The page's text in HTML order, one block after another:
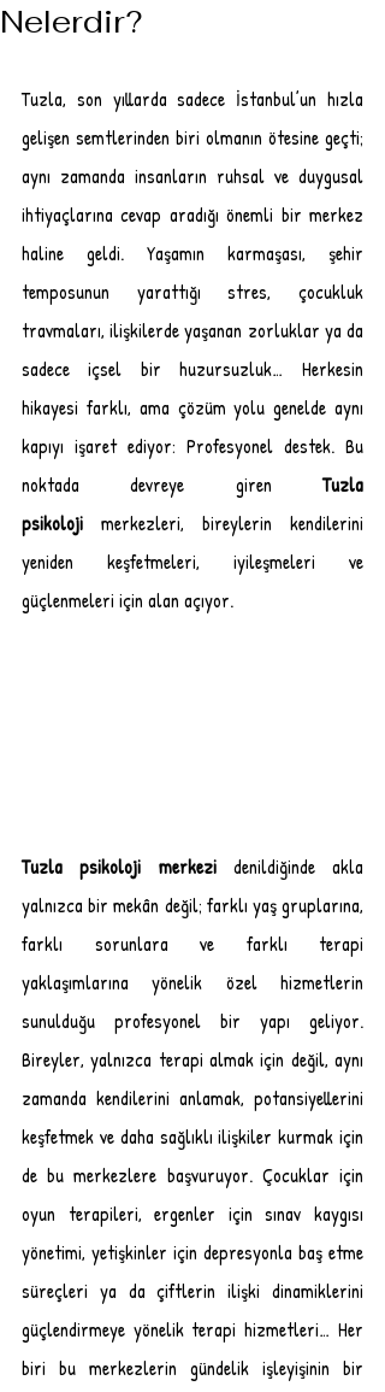
Nelerdir?
Tuzla, son yıllarda sadece İstanbul’un hızla
gelişen semtlerinden biri olmanın ötesine geçti;
aynı zamanda insanların ruhsal ve duygusal
ihtiyaçlarına cevap aradığı önemli bir merkez
haline geldi. Yaşamın karmaşası, şehir
temposunun yarattığı stres, çocukluk
travmaları, ilişkilerde yaşanan zorluklar ya da
sadece içsel bir huzursuzluk… Herkesin
hikayesi farklı, ama çözüm yolu genelde aynı
kapıyı işaret ediyor: Profesyonel destek. Bu
noktada devreye giren Tuzla
psikoloji merkezleri, bireylerin kendilerini
yeniden keşfetmeleri, iyileşmeleri ve
güçlenmeleri için alan açıyor.
Tuzla psikoloji merkezi denildiğinde akla
yalnızca bir mekân değil; farklı yaş gruplarına,
farklı sorunlara ve farklı terapi
yaklaşımlarına yönelik özel hizmetlerin
sunulduğu profesyonel bir yapı geliyor.
Bireyler, yalnızca terapi almak için değil, aynı
zamanda kendilerini anlamak, potansiyellerini
keşfetmek ve daha sağlıklı ilişkiler kurmak için
de bu merkezlere başvuruyor. Çocuklar için
oyun terapileri, ergenler için sınav kaygısı
yönetimi, yetişkinler için depresyonla baş etme
süreçleri ya da çiftlerin ilişki dinamiklerini
güçlendirmeye yönelik terapi hizmetleri… Her
biri bu merkezlerin gündelik işleyişinin bir